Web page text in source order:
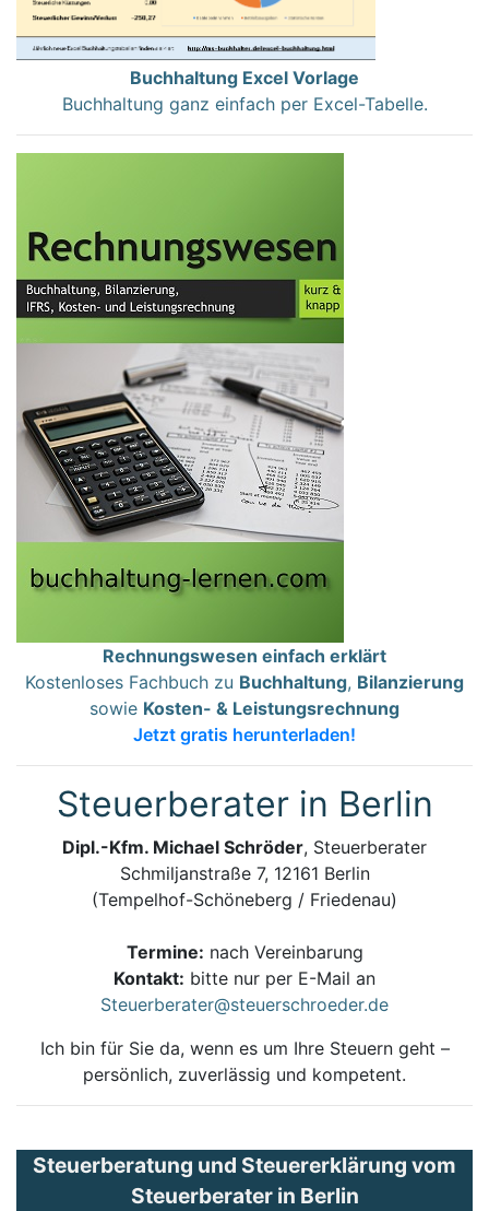
Buchhaltung Excel Vorlage
Buchhaltung ganz einfach per Excel-Tabelle.
Rechnungswesen einfach erklärt
Kostenloses Fachbuch zu Buchhaltung, Bilanzierung
sowie Kosten- & Leistungsrechnung
Jetzt gratis herunterladen!
Steuerberater in Berlin
Dipl.-Kfm. Michael Schröder, Steuerberater
Schmiljanstraße 7, 12161 Berlin
(Tempelhof-Schöneberg / Friedenau)
Termine: nach Vereinbarung
Kontakt: bitte nur per E-Mail an
Steuerberater@steuerschroeder.de
Ich bin für Sie da, wenn es um Ihre Steuern geht –
persönlich, zuverlässig und kompetent.
Steuerberatung und Steuererklärung vom
Steuerberater in Berlin